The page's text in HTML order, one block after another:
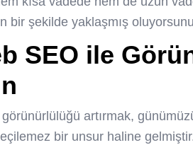
bir şekilde yaklaşmış
SEO ile
artırmak,
bir unsur haline